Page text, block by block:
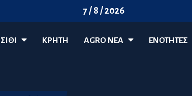
7 / 8 / 2026
ΚΡΗΤΗ AGRO ΝΈΑ ΕΝΟΤΗΤΕΣ